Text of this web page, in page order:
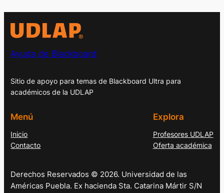
Ayuda de Blackboard
Sitio de apoyo para temas de Blackboard Ultra para
académicos de la UDLAP
Menú
Inicio
Contacto
Explora
Profesores UDLAP
Oferta académica
Derechos Reservados © 2026. Universidad de las
Américas Puebla. Ex hacienda Sta. Catarina Mártir S/N